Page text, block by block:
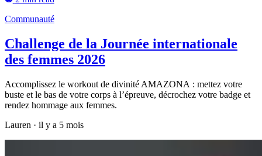
Communauté
Challenge de la Journée internationale
des femmes 2026
Accomplissez le workout de divinité AMAZONA : mettez votre
buste et le bas de votre corps à l’épreuve, décrochez votre badge et
rendez hommage aux femmes.
Lauren · il y a 5 mois